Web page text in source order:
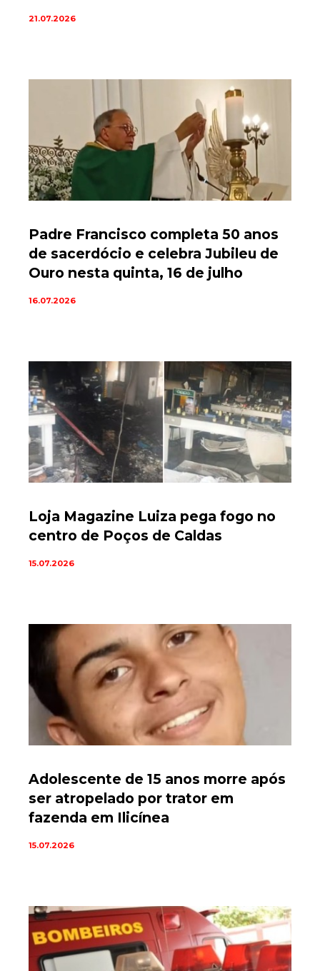
21.07.2026
Padre Francisco completa 50 anos
de sacerdócio e celebra Jubileu de
Ouro nesta quinta, 16 de julho
16.07.2026
Loja Magazine Luiza pega fogo no
centro de Poços de Caldas
15.07.2026
Adolescente de 15 anos morre após
ser atropelado por trator em
fazenda em Ilicínea
15.07.2026